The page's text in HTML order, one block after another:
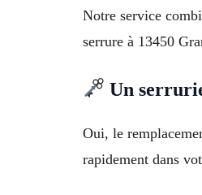
Notre service
serrure à 13450
Un
Oui, le
rapidement dans